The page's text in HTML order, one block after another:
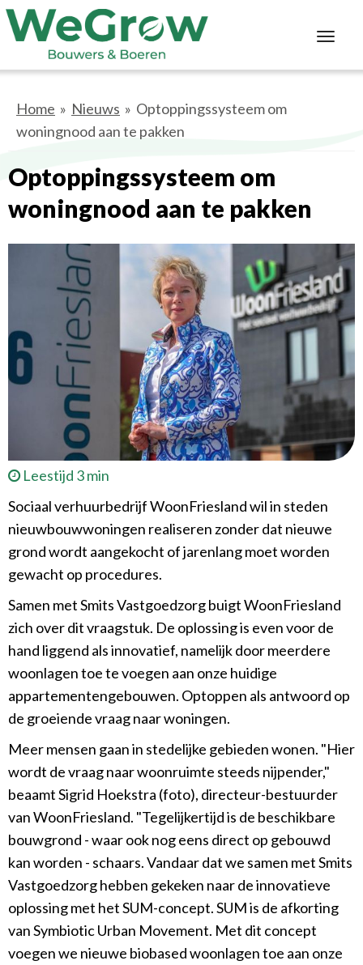
Home » Nieuws » Optoppingssysteem om
woningnood aan te pakken
Optoppingssysteem om
woningnood aan te pakken
Leestijd 3 min
Sociaal verhuurbedrijf WoonFriesland wil in steden
nieuwbouwwoningen realiseren zonder dat nieuwe
grond wordt aangekocht of jarenlang moet worden
gewacht op procedures.
Samen met Smits Vastgoedzorg buigt WoonFriesland
zich over dit vraagstuk. De oplossing is even voor de
hand liggend als innovatief, namelijk door meerdere
woonlagen toe te voegen aan onze huidige
appartementengebouwen. Optoppen als antwoord op
de groeiende vraag naar woningen.
Meer mensen gaan in stedelijke gebieden wonen. "Hier
wordt de vraag naar woonruimte steeds nijpender,"
beaamt Sigrid Hoekstra (foto), directeur-bestuurder
van WoonFriesland. "Tegelijkertijd is de beschikbare
bouwgrond - waar ook nog eens direct op gebouwd
kan worden - schaars. Vandaar dat we samen met Smits
Vastgoedzorg hebben gekeken naar de innovatieve
oplossing met het SUM-concept. SUM is de afkorting
van Symbiotic Urban Movement. Met dit concept
voegen we nieuwe biobased woonlagen toe aan onze